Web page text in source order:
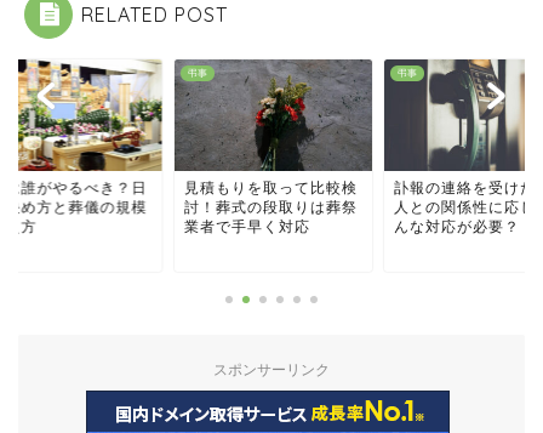
RELATED POST
は誰がやるべき？日
決め方と葬儀の規模
え方
弔事
見積もりを取って比較検
討！葬式の段取りは葬祭
業者で手早く対応
弔事
訃報の連絡を受けた
人との関係性に応じ
んな対応が必要？
スポンサーリンク